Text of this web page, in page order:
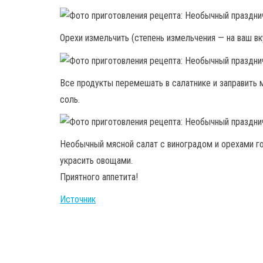
Орехи измельчить (степень измельчения — на ваш
Все продукты перемешать в салатнике и
соль.
Необычный мясной салат с виноградом и орехами
украсить овощами.
Приятного аппетита!
Источник